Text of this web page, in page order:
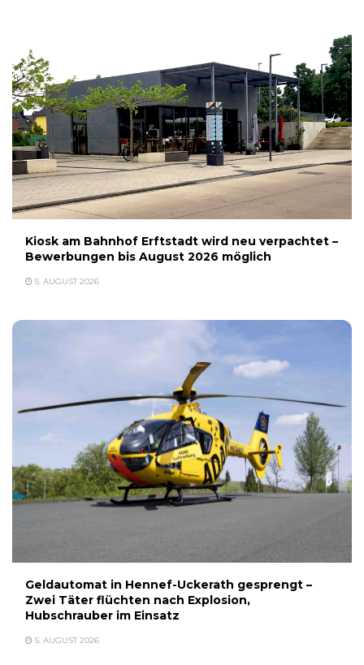
Kiosk am Bahnhof Erftstadt wird neu verpachtet –
Bewerbungen bis August 2026 möglich
5. AUGUST 2026
Geldautomat in Hennef-Uckerath gesprengt –
Zwei Täter flüchten nach Explosion,
Hubschrauber im Einsatz
5. AUGUST 2026